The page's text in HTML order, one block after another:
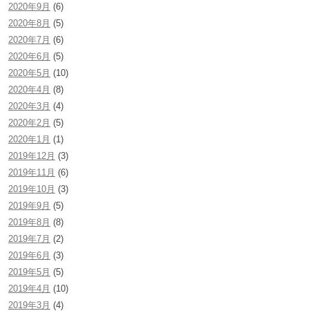
2020年9月 (6)
2020年8月 (5)
2020年7月 (6)
2020年6月 (5)
2020年5月 (10)
2020年4月 (8)
2020年3月 (4)
2020年2月 (5)
2020年1月 (1)
2019年12月 (3)
2019年11月 (6)
2019年10月 (3)
2019年9月 (5)
2019年8月 (8)
2019年7月 (2)
2019年6月 (3)
2019年5月 (5)
2019年4月 (10)
2019年3月 (4)